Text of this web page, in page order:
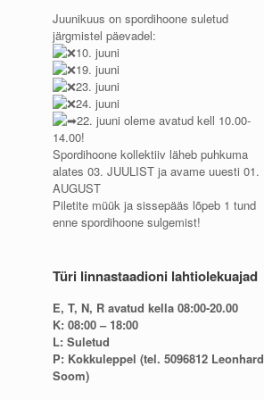
Juunikuus on spordihoone suletud
järgmistel päevadel:
10. juuni
19. juuni
23. juuni
24. juuni
22. juuni oleme avatud kell 10.00-
14.00!
Spordihoone kollektiiv läheb puhkuma
alates 03. JUULIST ja avame uuesti 01.
AUGUST
Piletite müük ja sissepääs lõpeb 1 tund
enne spordihoone sulgemist!
Türi linnastaadioni lahtiolekuajad
E, T, N, R avatud kella 08:00-20.00
K: 08:00 – 18:00
L: Suletud
P: Kokkuleppel (tel. 5096812 Leonhard
Soom)